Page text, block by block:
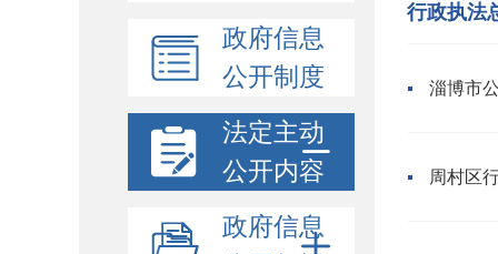
政府信息
公开制度
法定主动
公开内容
政府信息
行政执法
淄博市
周村区